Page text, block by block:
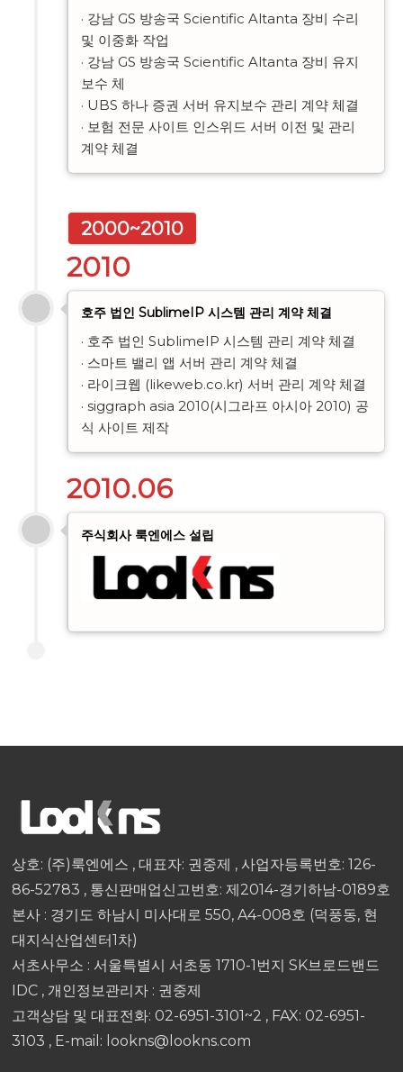
· 강남 GS 방송국 Scientific Altanta 장비 수리
및 이중화 작업
· 강남 GS 방송국 Scientific Altanta 장비 유지
보수 체
· UBS 하나 증권 서버 유지보수 관리 계약 체결
· 보험 전문 사이트 인스위드 서버 이전 및 관리
계약 체결
2000~2010
2010
호주 법인 SublimeIP 시스템 관리 계약 체결
· 호주 법인 SublimeIP 시스템 관리 계약 체결
· 스마트 밸리 앱 서버 관리 계약 체결
· 라이크웹 (likeweb.co.kr) 서버 관리 계약 체결
· siggraph asia 2010(시그라프 아시아 2010) 공
식 사이트 제작
2010.06
주식회사 룩엔에스 설립
상호: (주)룩엔에스 , 대표자: 권중제 , 사업자등록번호: 126-
86-52783 , 통신판매업신고번호: 제2014-경기하남-0189호
본사 : 경기도 하남시 미사대로 550, A4-008호 (덕풍동, 현
대지식산업센터1차)
서초사무소 : 서울특별시 서초동 1710-1번지 SK브로드밴드
IDC , 개인정보관리자 : 권중제
고객상담 및 대표전화: 02-6951-3101~2 , FAX: 02-6951-
3103 , E-mail: lookns@lookns.com